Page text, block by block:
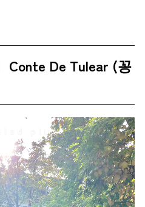
Conte De Tulear (꽁